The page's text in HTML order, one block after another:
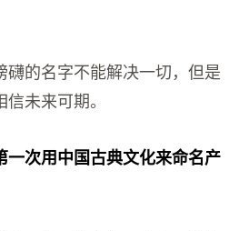
礴的名字不能解决一切，但是
未来可期。
一次用中国古典文化来命名产